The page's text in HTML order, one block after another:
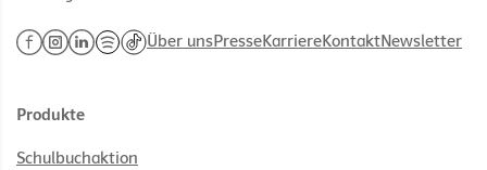
Über unsPresseKarriereKontaktNewsletter
Produkte
Schulbuchaktion